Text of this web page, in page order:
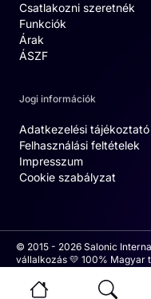
Csatlakozni szeretnék
Funkciók
Árak
ÁSZF
Jogi információk
Adatkezelési tájékoztató
Felhasználási feltételek
Impresszum
Cookie szabályzat
© 2015 - 2026 Salonic
vállalkozás 💛 100% Magyar